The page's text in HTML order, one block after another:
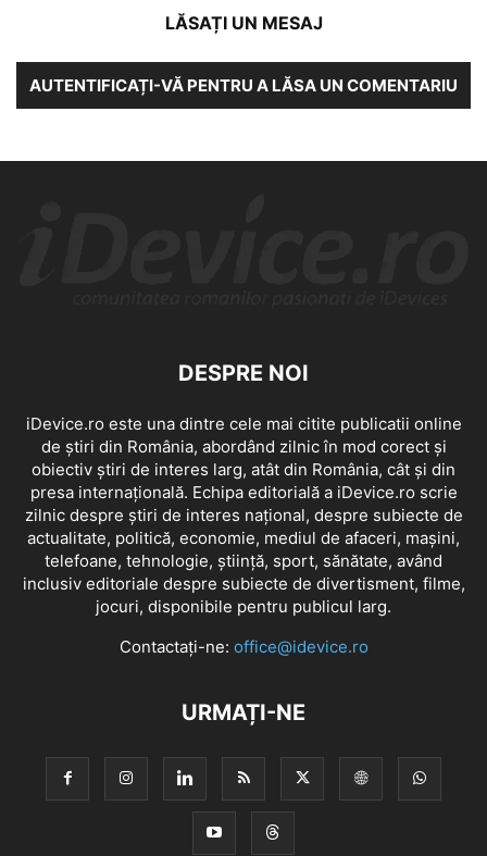
LĂSAȚI UN MESAJ
AUTENTIFICAȚI-VĂ PENTRU A LĂSA UN COMENTARIU
DESPRE NOI
iDevice.ro este una dintre cele mai citite publicatii online
de știri din România, abordând zilnic în mod corect și
obiectiv știri de interes larg, atât din România, cât și din
presa internațională. Echipa editorială a iDevice.ro scrie
zilnic despre știri de interes național, despre subiecte de
actualitate, politică, economie, mediul de afaceri, mașini,
telefoane, tehnologie, știință, sport, sănătate, având
inclusiv editoriale despre subiecte de divertisment, filme,
jocuri, disponibile pentru publicul larg.
Contactați-ne: office@idevice.ro
URMAȚI-NE